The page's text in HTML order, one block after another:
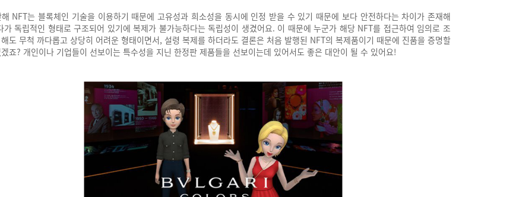
NFT는 블록체인 기술을 이용하기 때문에 고유성과 희소성을 동시에 인정 받을 수 있기 때문에 보다 안전하다는 차이가 존재해
가 독립적인 형태로 구조되어 있기에 복제가 불가능하다는 독립성이 생겼어요. 이 때문에 누군가 해당 NFT를 접근하여 임의로 조
도 무척 까다롭고 상당히 어려운 형태이면서, 설령 복제를 하더라도 결론은 처음 발행된 NFT의 복제품이기 때문에 진품을 증명할
죠? 개인이나 기업들이 선보이는 특수성을 지닌 한정판 제품들을 선보이는데 있어서도 좋은 대안이 될 수 있어요!